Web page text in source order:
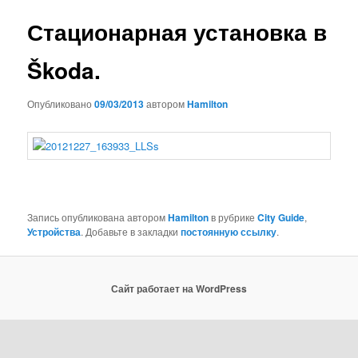
Стационарная установка в
Škoda.
Опубликовано09/03/2013авторомHamilton
Запись опубликована авторомHamiltonв рубрикеCity Guide,
Устройства. Добавьте в закладкипостоянную ссылку.
Сайт работает на WordPress